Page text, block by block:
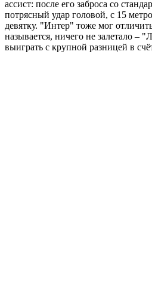
ассист: после его заброса со
потрясный удар головой, с 15
девятку. "Интер" тоже мог
называется, ничего не залетало –
выиграть с крупной разницей в